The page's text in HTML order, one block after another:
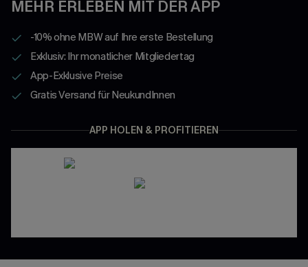
MEHR ERLEBEN MIT DER APP
-10% ohne MBW auf Ihre erste Bestellung
Exklusiv: Ihr monatlicher Mitgliedertag
App-Exklusive Preise
Gratis Versand für NeukundInnen
APP HOLEN & PROFITIEREN